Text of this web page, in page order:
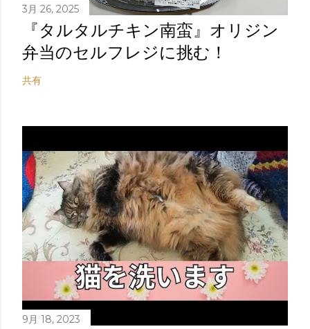
3月 26, 2025
『タルタルチキン南蛮』オリジン
弁当のセルフレジに挑む！
共有
9月 18, 2023